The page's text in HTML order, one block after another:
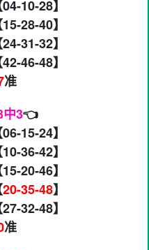
10-28】
28-40】
31-32】
46-48】
准
3👈
15-24】
36-42】
20-46】
20-35-48】
32-48】
准